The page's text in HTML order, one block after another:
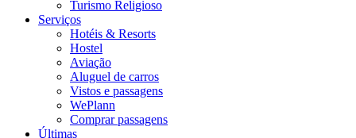
Turismo Religioso
Serviços
Hotéis & Resorts
Hostel
Aviação
Aluguel de carros
Vistos e passagens
WePlann
Comprar passagens
Últimas